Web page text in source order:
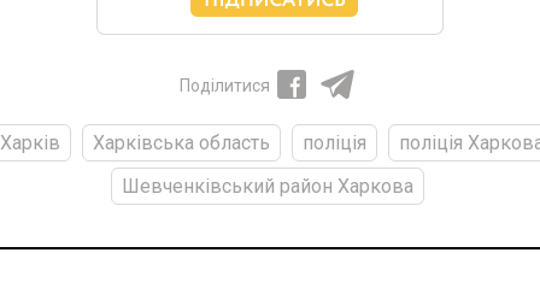
Поділитися
Харків Харківська область поліція
поліція
Шевченківський район Харкова